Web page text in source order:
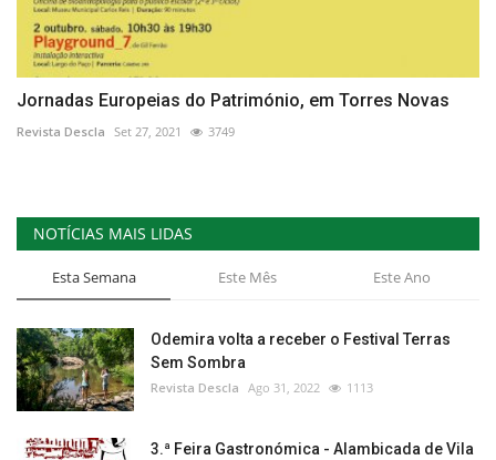
Jornadas Europeias do Património, em Torres Novas
Revista Descla Set 27, 2021 3749
NOTÍCIAS MAIS LIDAS
Esta Semana Este Mês Este Ano
Odemira volta a receber o Festival Terras
Sem Sombra
Revista Descla Ago 31, 2022 1113
3.ª Feira Gastronómica - Alambicada de Vila